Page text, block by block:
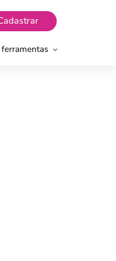
ferramentas